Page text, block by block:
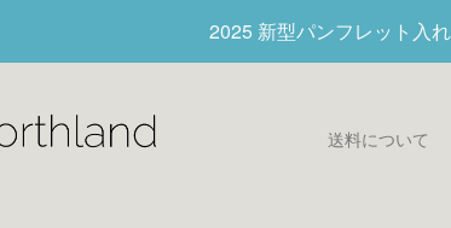
2025 新型パンフレット入れ
送料について